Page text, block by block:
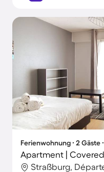
Ferienwohnung ∙ 2 Gäste
Apartment |
Straßburg,